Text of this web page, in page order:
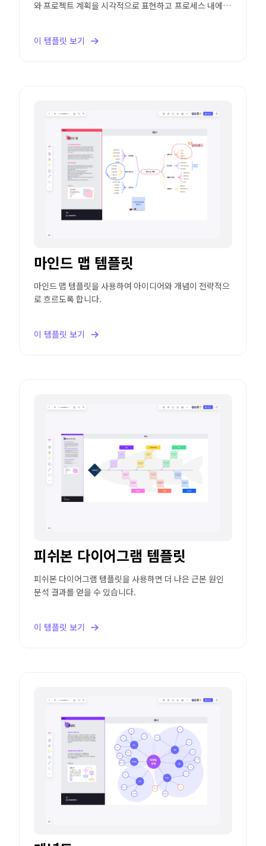
와 프로젝트 계획을 시각적으로 표현하고 프로세스 내에서
이 템플릿 보기
마인드 맵 템플릿
마인드 맵 템플릿을 사용하여 아이디어와 개념이 전략적으
로 흐르도록 합니다.
이 템플릿 보기
피쉬본 다이어그램 템플릿
피쉬본 다이어그램 템플릿을 사용하면 더 나은 근본 원인
분석 결과를 얻을 수 있습니다.
이 템플릿 보기